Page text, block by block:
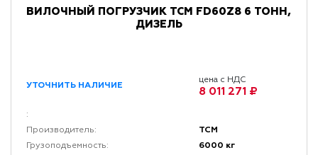
ВИЛОЧНЫЙ ПОГРУЗЧИК TCM FD60Z8 6 ТОНН,
ДИЗЕЛЬ
УТОЧНИТЬ НАЛИЧИЕ
цена с НДС
8 011 271 ₽
:
Производитель:
TCM
Грузоподъемность: 6000 кг